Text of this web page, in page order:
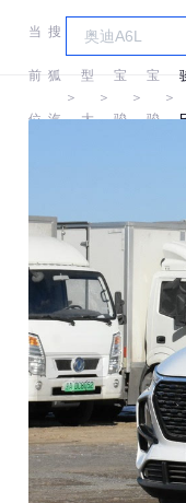
当
前
位
搜
狐
汽
＞
车
型
大
＞
宝
骏
＞
宝
骏
＞